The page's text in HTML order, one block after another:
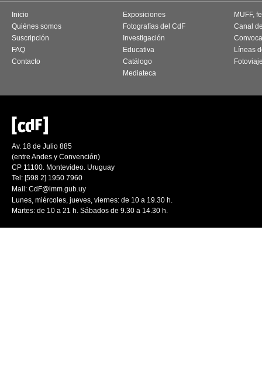
Inicio
Quiénes somos
Suscripción
FAQ
Contacto
Exposiciones
Fotografías del CdF
Investigación
Educativa
Catálogo
Mediateca
MUFF,
Canal
Líneas
Av. 18 de Julio 885
(entre Andes y Convención)
CP 11100. Montevideo. Uruguay
Tel: [598 2] 1950 7960
Mail: CdF@imm.gub.uy
Lunes, miércoles, jueves, viernes: de 10 a 19.30 h.
Martes: de 10 a 21 h. Sábados de 9.30 a 14.30 h.